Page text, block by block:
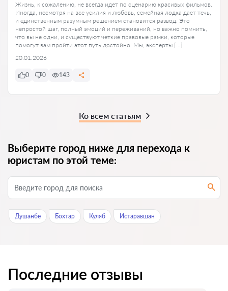
Жизнь, к сожалению, не всегда идет по сценарию красивых фильмов.
Иногда, несмотря на все усилия и любовь, семейная лодка дает течь,
и единственным разумным решением становится развод. Это
непростой шаг, полный эмоций и переживаний, но важно помнить,
что вы не одни, и существуют четкие правовые рамки, которые
помогут вам пройти этот путь достойно. Мы, эксперты […]
20.01.2026
0 0 143
Ко всем статьям
Выберите город ниже для перехода к
юристам по этой теме:
Душанбе Бохтар Куляб Истаравшан
Последние отзывы